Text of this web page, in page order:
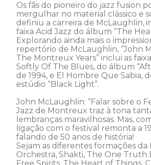
Os fãs do pioneiro do jazz fusion
mergulhar no material clássico e
definiu a carreira de McLaughlin,
faixa Acid Jazz do álbum “The
Explorando ainda mais o
repertório de McLaughlin, “John
The Montreux Years” inclui as
Softly Of The Blues, do álbum
de 1994, e El Hombre Que Sabia,
estúdio “Black Light”.
John McLaughlin: “Falar sobre o
Jazz de Montreux traz à tona
lembranças maravilhosas. Mas,
ligação com o festival remonta a
falando de 50 anos de história!
Sejam as diferentes formações da
Orchestra, Shakti, The One Truth